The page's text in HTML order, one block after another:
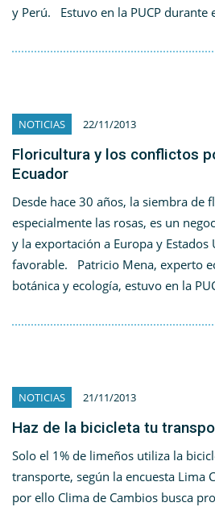
y Perú. Estuvo en la PUCP durante
NOTICIAS 22/11/2013
Floricultura y los conflictos
Ecuador
Desde hace 30 años, la siembra de
especialmente las rosas, es un
y la exportación a Europa y
favorable. Patricio Mena, experto
botánica y ecología, estuvo en la
NOTICIAS 21/11/2013
Haz de la bicicleta tu
Solo el 1% de limeños utiliza la
transporte, según la encuesta Lima
por ello Clima de Cambios busca